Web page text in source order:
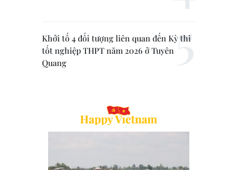
Khởi tố 4 đối tượng liên quan đến Kỳ thi
tốt nghiệp THPT năm 2026 ở Tuyên
Quang